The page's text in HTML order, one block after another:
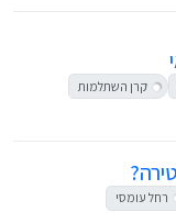
קרן השתלמות
רחל עומסי